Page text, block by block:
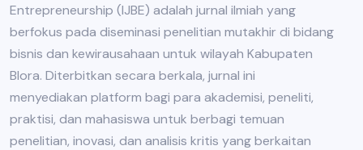
Entrepreneurship (IJBE) adalah jurnal ilmiah yang
berfokus pada diseminasi penelitian mutakhir di bidang
bisnis dan kewirausahaan untuk wilayah Kabupaten
Blora. Diterbitkan secara berkala, jurnal ini
menyediakan platform bagi para akademisi, peneliti,
praktisi, dan mahasiswa untuk berbagi temuan
penelitian, inovasi, dan analisis kritis yang berkaitan